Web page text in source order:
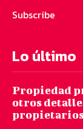
Subscribe
Lo último
Propiedad
otros